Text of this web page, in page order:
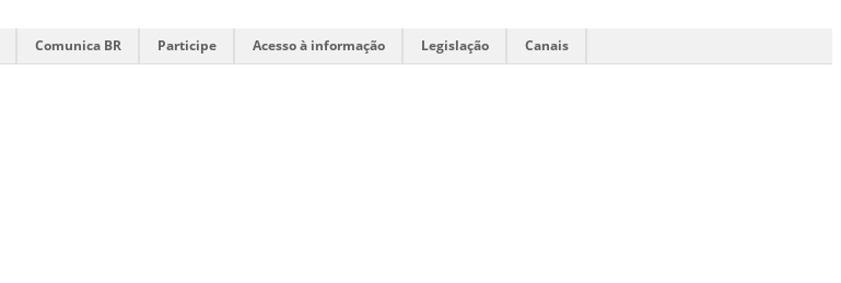
Comunica BR Participe Acesso à informação Legislação Canais